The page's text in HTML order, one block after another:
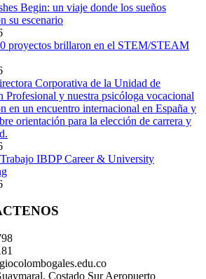
Begin: un viaje donde los sueños
su escenario
proyectos brillaron en el STEM/STEAM
Corporativa de la Unidad de
Profesional y nuestra psicóloga vocacional
en un encuentro internacional en España y
orientación para la elección de carrera y
IBDP Career & University
Costado Sur Aeropuerto